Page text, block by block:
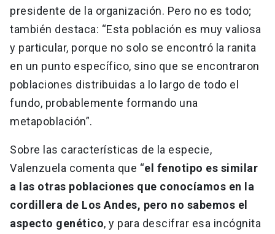
presidente de la organización. Pero no es todo;
también destaca: “Esta población es muy valiosa
y particular, porque no solo se encontró la ranita
en un punto específico, sino que se encontraron
poblaciones distribuidas a lo largo de todo el
fundo, probablemente formando una
metapoblación”.
Sobre las características de la especie,
Valenzuela comenta que “el fenotipo es similar
a las otras poblaciones que conocíamos en la
cordillera de Los Andes, pero no sabemos el
aspecto genético, y para descifrar esa incógnita